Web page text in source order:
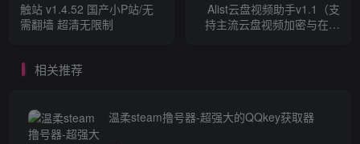
触站 v1.4.52 国产小P站/无
需翻墙 超清无限制
Alist云盘视频助手v1.1（支
持主流云盘视频加密与在线
相关推荐
温柔steam撸号器-超强大的QQkey获取器